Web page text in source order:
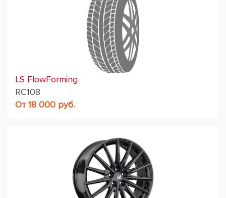
LS FlowForming
RC108
От 18 000 руб.